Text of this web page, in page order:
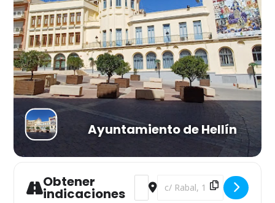
Ayuntamiento de Hellín
Obtener
indicaciones
Address - PASEOS CON
Destination Address -